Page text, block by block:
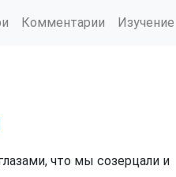
Комментарии Изучение
что мы созерцали и